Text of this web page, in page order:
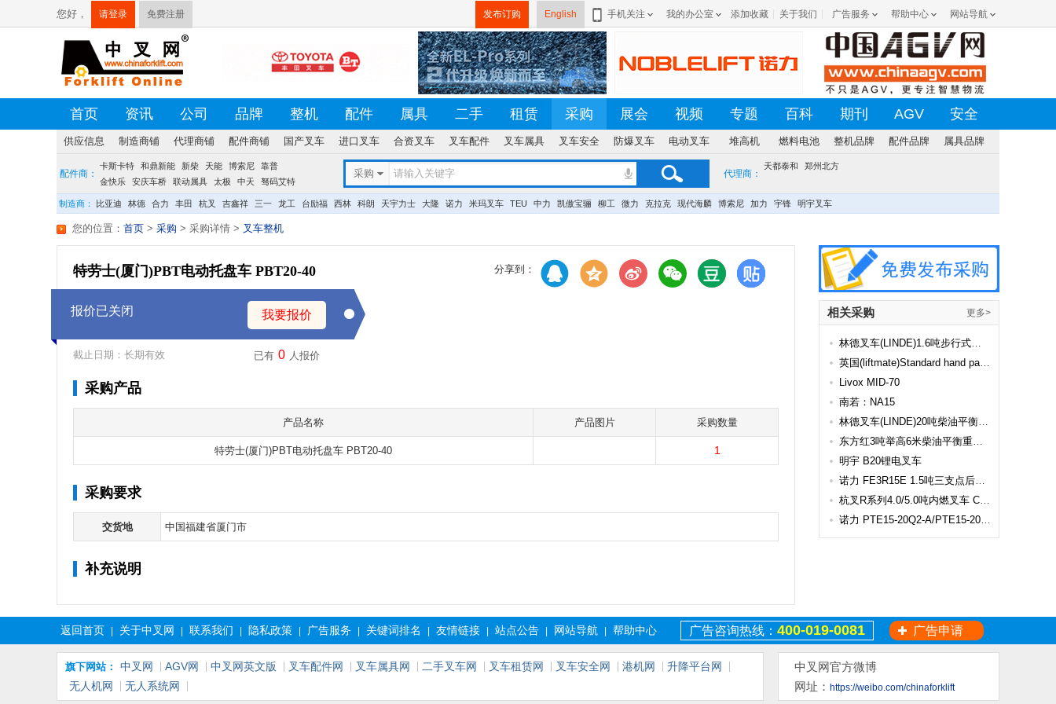
您好， 请登录 免费注册 发布订购 English 手机关注 我的办公室 添加收藏 关于我们 广告服务 帮助中心 网站导航
首页 资讯 公司 品牌 整机 配件 属具 二手 租赁 采购 展会 视频 专题 百科 期刊 AGV 安全
供应信息 制造商铺 代理商铺 配件商铺 国产叉车 进口叉车 合资叉车 叉车配件 叉车属具 叉车安全 防爆叉车 电动叉车 堆高机 燃料电池 整机品牌 配件品牌 属具品牌
配件商：
卡斯卡特 和鼎新能 新柴 天能 博索尼 靠普
荷贝克 硕源 方源 佛朗斯 盛航
台创
金快乐
安庆车桥 联动属具 太极 中天
驽码艾特
采购 代理商：
天都泰和 郑州北方
制造商： 比亚迪 林德 合力 丰田 杭叉 吉鑫祥 三一 龙工 台励福 西林 科朗 天宇力士 大隆 诺力 米玛叉车 TEU 中力 凯傲宝骊 柳工 微力 克拉克 现代海麟 博索尼 加力 宇锋 明宇叉车
您的位置： 首页 > 采购 > 叉车整机
> 采购详情
特劳士(厦门)PBT电动托盘车 PBT20-40 分享到：
报价已关闭 我要报价
截止日期：长期有效 已有 0 人报价
采购产品
产品名称 产品图片 采购数量
特劳士(厦门)PBT电动托盘车 PBT20-40 1
采购要求
交货地 中国福建省厦门市
补充说明
相关采购 更多>
林德叉车(LINDE)1.6吨步行式全电动托盘堆垛叉车 L16I
英国(liftmate)Standard hand pallet truck MA20
Livox MID-70
南若：NA15
林德叉车(LINDE)20吨柴油平衡重叉车 H200
东方红3吨举高6米柴油平衡重叉车 cpc30
明宇 B20锂电叉车
诺力 FE3R15E 1.5吨三支点后驱平衡重式电动叉车
杭叉R系列4.0/5.0吨内燃叉车 CPC(D)40/50
诺力 PTE15-20Q2-A/PTE15-20Q2-B 1.5/2吨锂电款电动搬运车(凌动二代)
返回首页 关于中叉网 联系我们 隐私政策 广告服务 关键词排名 友情链接 站点公告 网站导航 帮助中心 广告咨询热线： 400-019-0081 广告申请
旗下网站： 中叉网 AGV网 中叉网英文版 叉车配件网 叉车属具网 二手叉车网 叉车租赁网 叉车安全网 港机网
升降平台网
无人机网
无人系统网
中叉网官方微博
网址： https://weibo.com/chinaforklift